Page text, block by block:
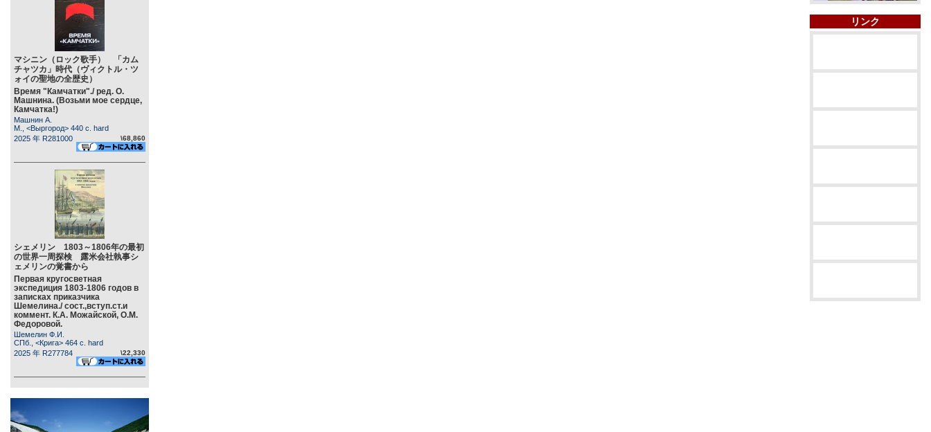
マシニン（ロック歌手） 「カム
チャツカ」時代（ヴィクトル・ツ
ォイの聖地の全歴史）
Время "Камчатки"./ ред. О.
Машнина. (Возьми мое сердце,
Камчатка!)
Машнин А.
М., <Выргород> 440 c. hard
2025 年 R281000
\68,860
シェメリン 1803～1806年の最初
の世界一周探検 露米会社執事シ
ェメリンの覚書から
Первая кругосветная
экспедиция 1803-1806 годов в
записках приказчика
Шемелина./ сост.,вступ.ст.и
коммент. К.А. Можайской, О.М.
Федоровой.
Шемелин Ф.И.
СПб., <Крига> 464 c. hard
2025 年 R277784
\22,330
リンク